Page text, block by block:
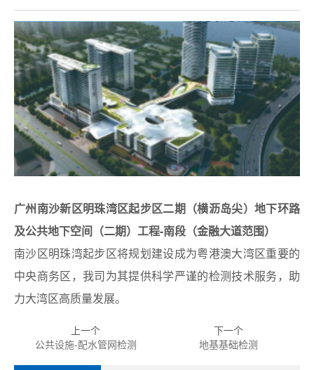
广州南沙新区明珠湾区起步区二期（横沥岛尖）地下环路
及公共地下空间（二期）工程-南段（金融大道范围）
南沙区明珠湾起步区将规划建设成为粤港澳大湾区重要的
中央商务区，我司为其提供科学严谨的检测技术服务，助
力大湾区高质量发展。
上一个
公共设施-配水管网检测
下一个
地基基础检测